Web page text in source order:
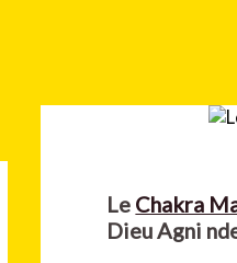
Le Chakra
Dieu Agni